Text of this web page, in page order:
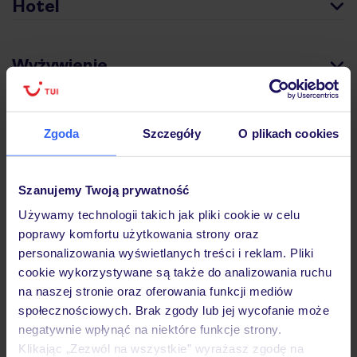
Zgoda Szczegóły O plikach cookies
Szanujemy Twoją prywatność
Używamy technologii takich jak pliki cookie w celu
poprawy komfortu użytkowania strony oraz
personalizowania wyświetlanych treści i reklam. Pliki
cookie wykorzystywane są także do analizowania ruchu
na naszej stronie oraz oferowania funkcji mediów
społecznościowych. Brak zgody lub jej wycofanie może
negatywnie wpłynąć na niektóre funkcje strony.
Klikając „Zezwól na wszystkie” wyrażasz zgodę na
Hotel
Wyżywienie
Atrakcje
Ważne informacje
Często zadawane pytania
Jak zmienić uczestników/osobę zgłaszającą?
Czy w Hotelu będzie przedstawiciel TUI?
Na jakiej podstawie i gdzie otrzymam karty
pokładowe/bilety lotnicze?